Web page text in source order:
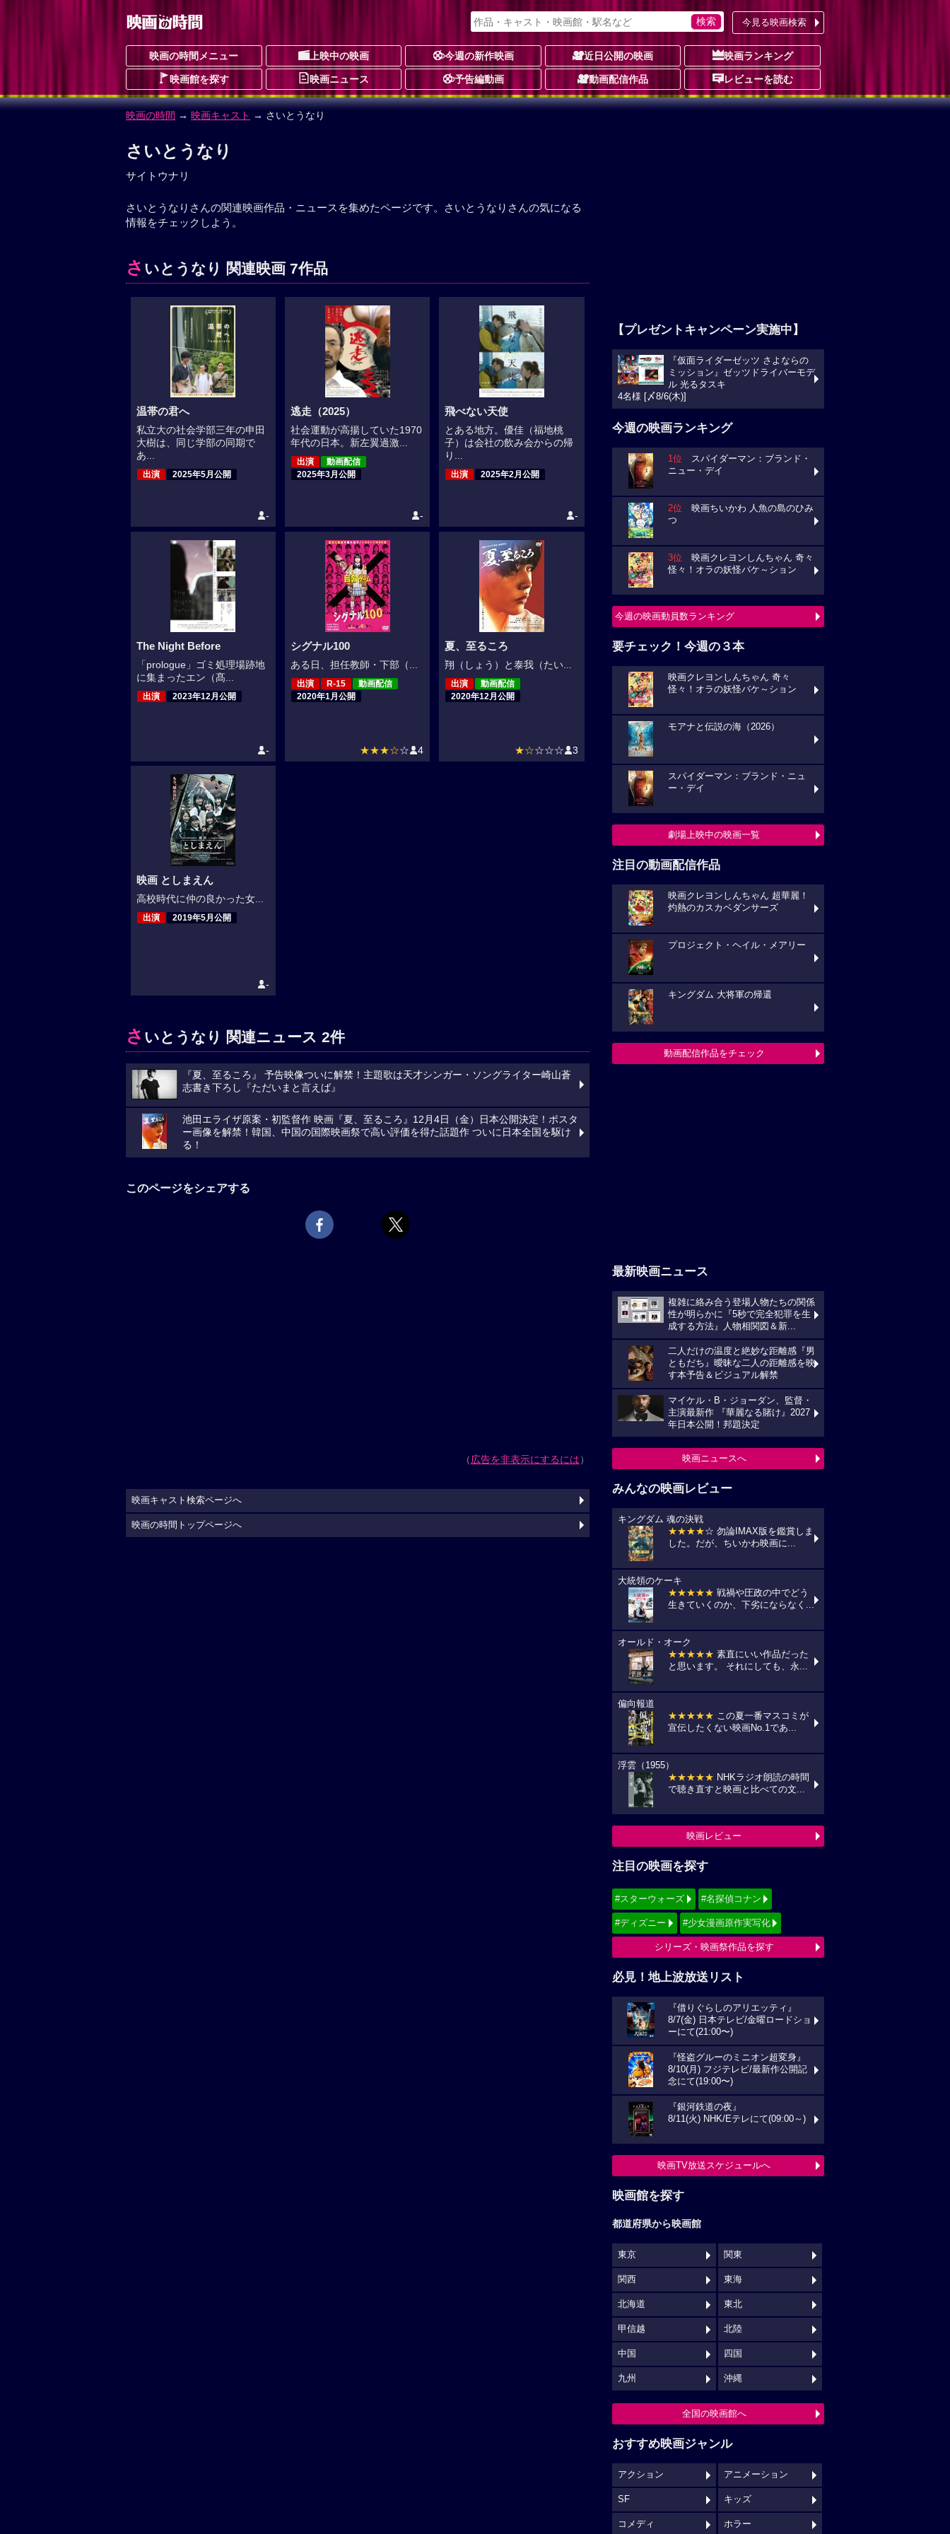
今見る映画検索
映画の時間メニュー 上映中の映画 今週の新作映画 近日公開の映画 映画ランキング
映画館を探す 映画ニュース 予告編動画 動画配信作品 レビューを読む
映画の時間 → 映画キャスト → さいとうなり
さいとうなり
サイトウナリ
さいとうなりさんの関連映画作品・ニュースを集めたページです。さいとうなりさんの気になる
情報をチェックしよう。
さ いとうなり 関連映画 7作品
温帯の君へ
私立大の社会学部三年の申田
大樹は、同じ学部の同期で
あ...
出演 2025年5月公開
-
逃走（2025）
社会運動が高揚していた1970
年代の日本。新左翼過激...
出演
動画配信
2025年3月公開
-
飛べない天使
とある地方。優佳（福地桃
子）は会社の飲み会からの帰
り...
出演 2025年2月公開
-
The Night Before
「prologue」ゴミ処理場跡地
に集まったエン（髙...
出演 2023年12月公開
-
シグナル100
ある日、担任教師・下部（...
出演 R-15
動画配信
2020年1月公開
★★★☆☆ 4
夏、至るころ
翔（しょう）と泰我（たい...
出演
動画配信
2020年12月公開
★☆☆☆☆ 3
映画 としまえん
高校時代に仲の良かった女...
出演 2019年5月公開
-
さ いとうなり 関連ニュース 2件
『夏、至るころ』 予告映像ついに解禁！主題歌は天才シンガー・ソングライター崎山蒼
志書き下ろし『ただいまと言えば』
池田エライザ原案・初監督作 映画『夏、至るころ』12月4日（金）日本公開決定！ポスタ
ー画像を解禁！韓国、中国の国際映画祭で高い評価を得た話題作 ついに日本全国を駆け
る！
このページをシェアする
（広告を非表示にするには）
【プレゼントキャンペーン実施中】
『仮面ライダーゼッツ さよならの
ミッション』ゼッツドライバーモデ
ル 光るタスキ
4名様 [〆8/6(木)]
今週の映画ランキング
1位 スパイダーマン：ブランド・
ニュー・デイ
2位 映画ちいかわ 人魚の島のひみ
つ
3位 映画クレヨンしんちゃん 奇々
怪々！オラの妖怪バケ～ション
今週の映画動員数ランキング
要チェック！今週の３本
映画クレヨンしんちゃん 奇々
怪々！オラの妖怪バケ～ション
モアナと伝説の海（2026）
スパイダーマン：ブランド・ニュ
ー・デイ
劇場上映中の映画一覧
注目の動画配信作品
映画クレヨンしんちゃん 超華麗！
灼熱のカスカベダンサーズ
プロジェクト・ヘイル・メアリー
キングダム 大将軍の帰還
動画配信作品をチェック
最新映画ニュース
複雑に絡み合う登場人物たちの関係
性が明らかに『5秒で完全犯罪を生
成する方法』人物相関図＆新...
二人だけの温度と絶妙な距離感『男
ともだち』曖昧な二人の距離感を映
す本予告＆ビジュアル解禁
マイケル・B・ジョーダン、監督・
主演最新作 『華麗なる賭け』2027
年日本公開！邦題決定
映画ニュースへ
みんなの映画レビュー
キングダム 魂の決戦
★★★★☆ 勿論IMAX版を鑑賞しま
した。だが、ちいかわ映画に...
大統領のケーキ
★★★★★ 戦禍や圧政の中でどう
生きていくのか、下劣にならなく...
オールド・オーク
★★★★★ 素直にいい作品だった
と思います。 それにしても、永...
偏向報道
★★★★★ この夏一番マスコミが
宣伝したくない映画No.1であ...
浮雲（1955）
★★★★★ NHKラジオ朗読の時間
で聴き直すと映画と比べての文...
映画レビュー
注目の映画を探す
#スターウォーズ #名探偵コナン
#ディズニー #少女漫画原作実写化
シリーズ・映画祭作品を探す
必見！地上波放送リスト
『借りぐらしのアリエッティ』
8/7(金) 日本テレビ/金曜ロードショ
ーにて(21:00〜)
『怪盗グルーのミニオン超変身』
8/10(月) フジテレビ/最新作公開記
念にて(19:00〜)
『銀河鉄道の夜』
8/11(火) NHK/Eテレにて(09:00～)
映画TV放送スケジュールへ
映画館を探す
都道府県から映画館
東京 関東
関西 東海
北海道 東北
甲信越 北陸
中国 四国
九州 沖縄
全国の映画館へ
おすすめ映画ジャンル
アクション アニメーション
SF キッズ
コメディ ホラー
映画キャスト検索ページへ
映画の時間トップページへ